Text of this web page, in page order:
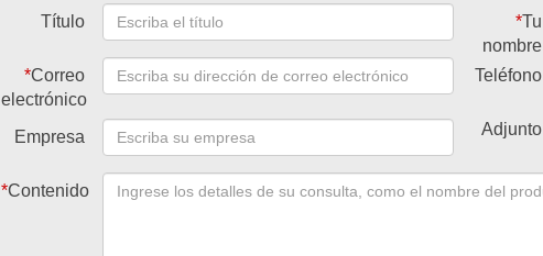
Título *Tu
nombre
*Correo
electrónico
Teléfono
Empresa Adjunto
*Contenido